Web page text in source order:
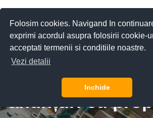
Folosim cookies. Navigand In
exprimi acordul asupra folosirii cookie-
acceptati termenii si conditiile noastre.
Vezi detalii
Inchide
Adaugă
anunțuri cu